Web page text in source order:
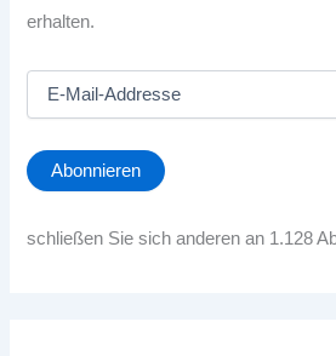
erhalten.
a
i
A
Abonnieren
schließen Sie sich anderen an 1.128